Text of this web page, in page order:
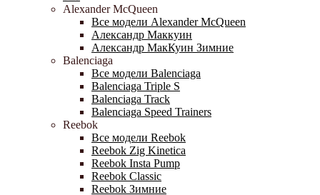
Alexander McQueen
Все модели Alexander McQueen
Александр Маккуин
Александр МакКуин Зимние
Balenciaga
Все модели Balenciaga
Balenciaga Triple S
Balenciaga Track
Balenciaga Speed Trainers
Reebok
Все модели Reebok
Reebok Zig Kinetica
Reebok Insta Pump
Reebok Classic
Reebok Зимние